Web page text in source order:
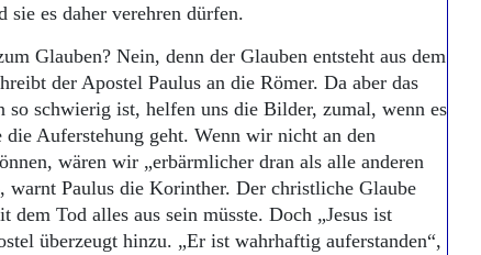
sie es daher verehren dürfen.
Glauben? Nein, denn der Glauben entsteht aus dem
der Apostel Paulus an die Römer. Da aber das
so schwierig ist, helfen uns die Bilder, zumal, wenn es
die Auferstehung geht. Wenn wir nicht an den
wären wir „erbärmlicher dran als alle anderen
warnt Paulus die Korinther. Der christliche Glaube
dem Tod alles aus sein müsste. Doch „Jesus ist
überzeugt hinzu. „Er ist wahrhaftig auferstanden“,